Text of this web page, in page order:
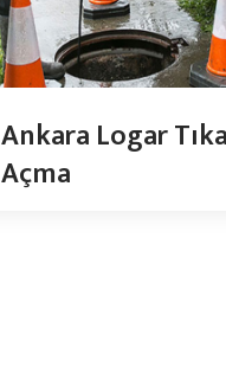
Ankara Logar
Açma